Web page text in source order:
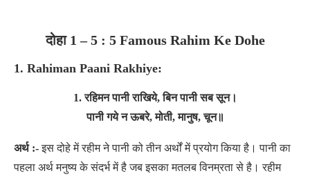
दोहा 1 – 5 : 5 Famous Rahim Ke Dohe
1. Rahiman Paani Rakhiye:
1. रहिमन पानी राखिये, बिन पानी सब सून।
पानी गये न ऊबरे, मोती, मानुष, चून॥
अर्थ :-इस दोहे में रहीम ने पानी को तीन अर्थों में प्रयोग किया है। पानी का
पहला अर्थ मनुष्य के संदर्भ में है जब इसका मतलब विनम्रता से है। रहीम